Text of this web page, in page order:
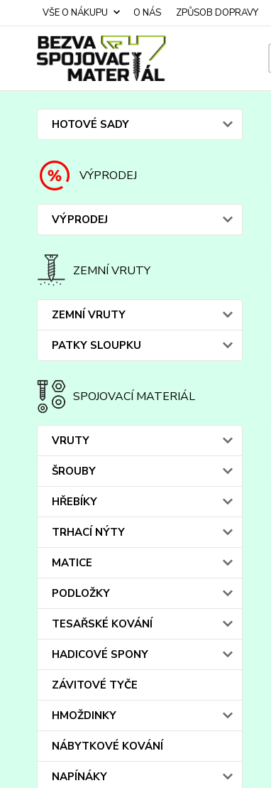
VŠE O NÁKUPU O NÁS ZPŮSOB DOPRAVY
HOTOVÉ SADY
VÝPRODEJ
VÝPRODEJ
ZEMNÍ VRUTY
ZEMNÍ VRUTY
PATKY SLOUPKU
SPOJOVACÍ MATERIÁL
VRUTY
ŠROUBY
HŘEBÍKY
TRHACÍ NÝTY
MATICE
PODLOŽKY
TESAŘSKÉ KOVÁNÍ
HADICOVÉ SPONY
ZÁVITOVÉ TYČE
HMOŽDINKY
NÁBYTKOVÉ KOVÁNÍ
NAPÍNÁKY